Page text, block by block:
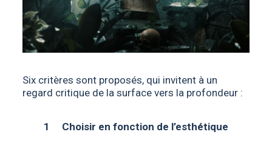
Six critères sont proposés, qui invitent à un
regard critique de la surface vers la profondeur :
1 Choisir en fonction de l’esthétique